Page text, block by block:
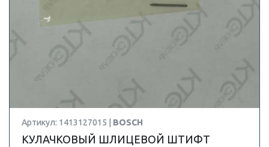
Артикул: 1413127015 | BOSCH
КУЛАЧКОВЫЙ ШЛИЦЕВОЙ ШТИФТ